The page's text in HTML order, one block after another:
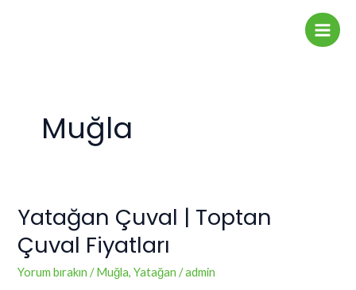
Main
Muğla
Yatağan Çuval | Toptan
Çuval Fiyatları
Yorum bırakın /Muğla,Yatağan /admin
Yatağan
|
Toptan